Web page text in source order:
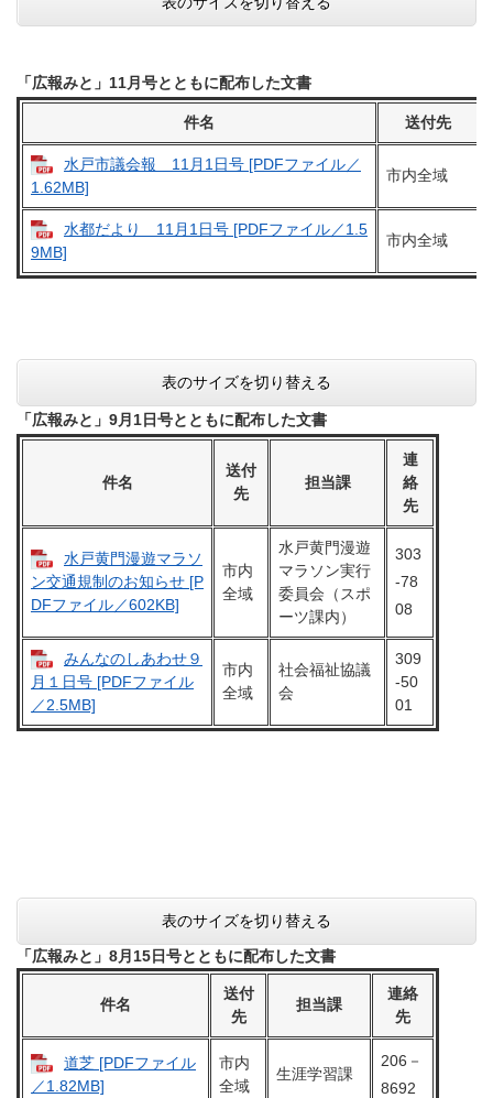
「広報みと」11月号とともに配布した文書
件名 送付先
水戸市議会報 11月1日号 [PDFファイル／
1.62MB]
市内全域
水都だより 11月1日号 [PDFファイル／1.5
9MB]
市内全域
表のサイズを切り替える
「広報みと」9月1日号とともに配布した文書
件名
送付
先
担当課
連
絡
先
水戸黄門漫遊マラソ
ン交通規制のお知らせ [P
DFファイル／602KB]
市内
全域
水戸黄門漫遊
マラソン実行
委員会（スポ
ーツ課内）
303
-78
08
みんなのしあわせ９
月１日号 [PDFファイル
／2.5MB]
市内
全域
社会福祉協議
会
309
-50
01
表のサイズを切り替える
「広報みと」8月15日号とともに配布した文書
件名
送付
先
担当課
連絡
先
道芝 [PDFファイル
／1.82MB]
市内
全域
生涯学習課
206－
8692